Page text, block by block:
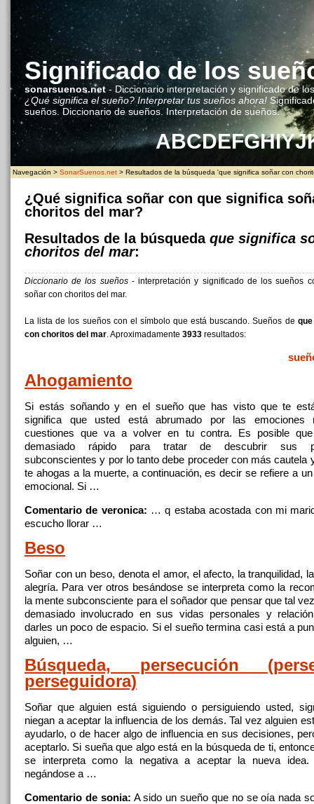
Significado de los
sonarsuenos.net- Diccionario interpretación y significado de
¿Qué significa el sueño? Interpretar tus sueños ahora!
sueños. Diccionario de sueños. Interpretación de sueños.
ABCDEFGHIYJ
Navegación > SonarSuenos.net > Resultados de la búsqueda 'que significa soñar con
¿Qué significa soñar con que significa
choritos del mar?
Resultados de la búsqueda que significa
choritos del mar:
Diccionario de los sueños- interpretación y significado de los sueños
soñar con choritos del mar.
La lista de los sueños con el símbolo que está buscando. Sueños de
con choritos del mar. Aproximadamente 3933 resultados:
Ahogamiento
Si estás soñando y en el sueñoque has visto quete
significa
queusted está abrumado por las emociones
cuestionesque va a volver en tu contra. Es posible que
demasiado rápido para tratar de descubrir sus
subconscientes y por lo tanto debe proceder conmás cautela
te ahogas a la muerte, a continuación, es decir se refiere a
emocional. Si …
Comentario de veronica: … q estaba acostada conmi
escucho llorar …
Beso
Soñar conun beso, denota el amor, el afecto, la tranquilidad,
alegría. Para ver otros besándose se interpreta como la
la mente subconsciente para el soñadorque pensar quetal
demasiado involucrado en sus vidas personales y
darles un poco de espacio. Si el sueño termina casi está a
alguien, …
Búsqueda, persecución
perseguidora)
Soñar quealguien está siguiendo o persiguiendo usted,
niegan a aceptar la influencia de los demás. Tal vez alguien
ayudarlo, o de hacer algo de influencia en sus decisiones,
aceptarlo. Si sueñaque algo está en la búsqueda de ti,
se interpreta como la negativa a aceptar la nueva idea.
negándose a …
Comentario de sonia: A sido un sueño queno se oía nada